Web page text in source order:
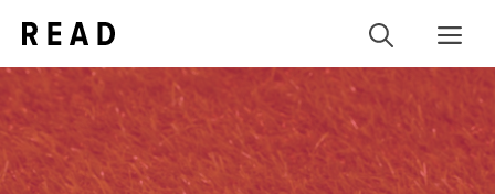
Inhalt
springen